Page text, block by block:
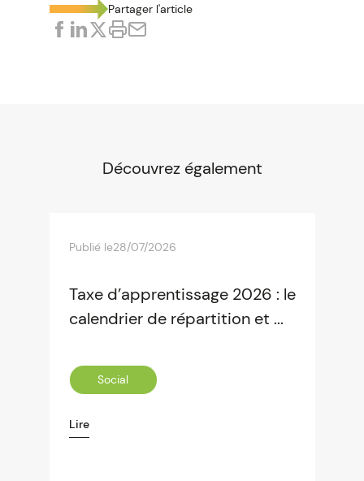
Partager l'article
Découvrez également
Publié le28/07/2026
Taxe d’apprentissage 2026 : le
calendrier de répartition et ...
Social
Lire